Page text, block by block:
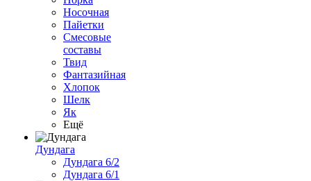
Носочная
Пайетки
Смесовые
составы
Твид
Фантазийная
Хлопок
Шелк
Як
Ещё
Дундага
Дундага 6/2
Дундага 6/1